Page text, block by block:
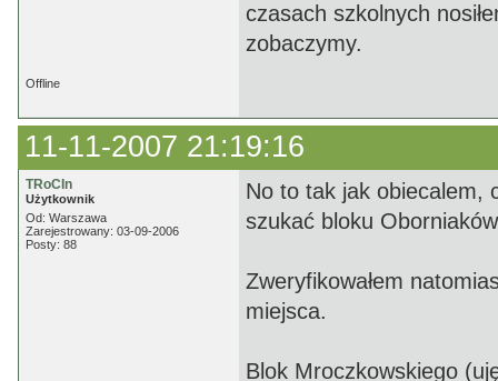
czasach szkolnych
zobaczymy.
Offline
11-11-2007 21:19:16
TRoCIn
Użytkownik
Od: Warszawa
Zarejestrowany: 03-09-2006
Posty: 88
No to tak jak obiecalem,
szukać bloku
Zweryfikowałem
miejsca.
Blok Mroczkowskiego